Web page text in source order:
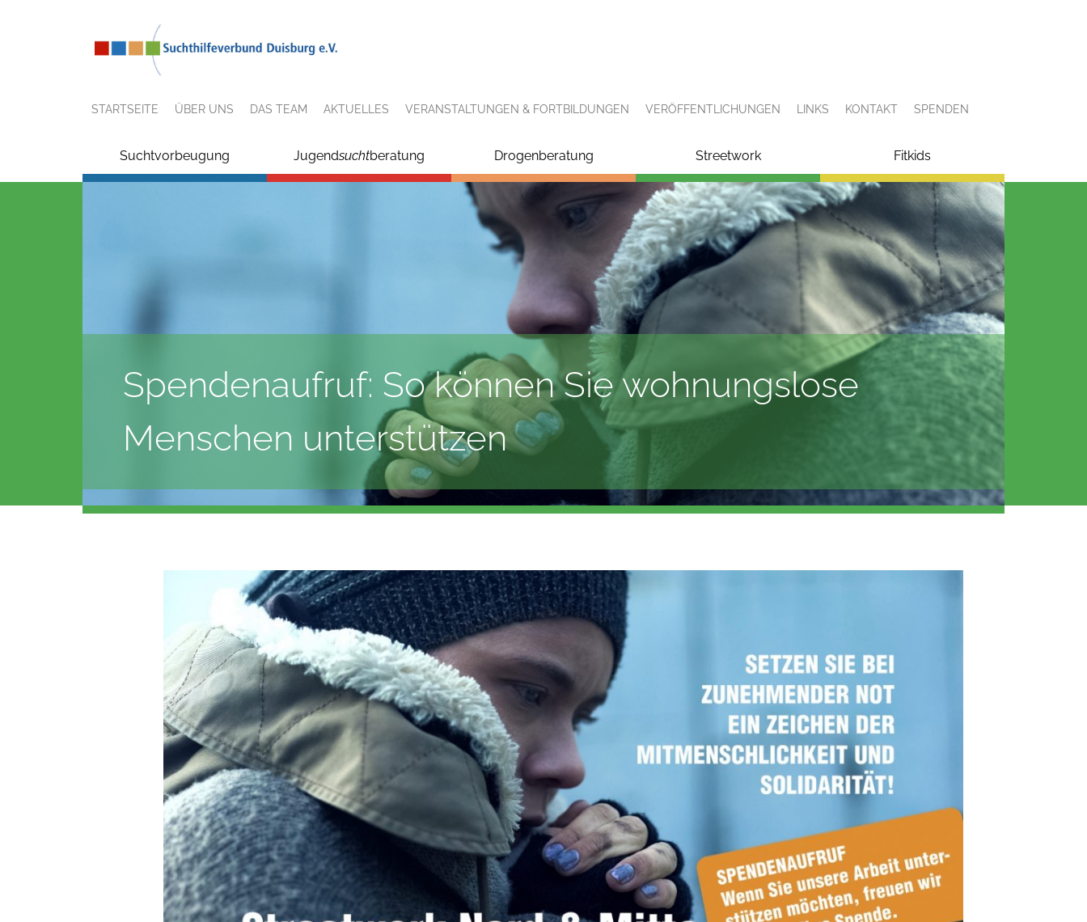
STARTSEITE ÜBER UNS DAS TEAM AKTUELLES VERANSTALTUNGEN & FORTBILDUNGEN VERÖFFENTLICHUNGEN LINKS KONTAKT SPENDEN
Suchtvorbeugung Jugendsuchtberatung Drogenberatung Streetwork Fitkids
Spendenaufruf: So können Sie wohnungslose
Menschen unterstützen